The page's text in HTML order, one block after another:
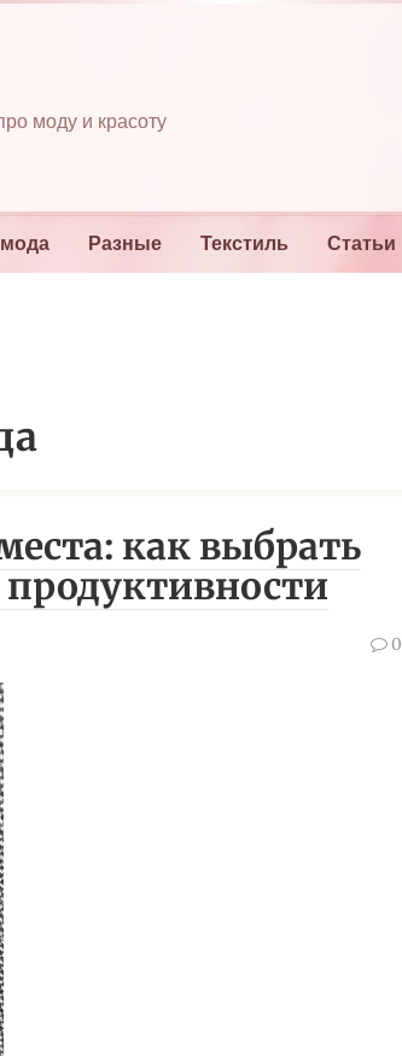
моду и красоту
Разные Текстиль Статьи
как выбрать
0